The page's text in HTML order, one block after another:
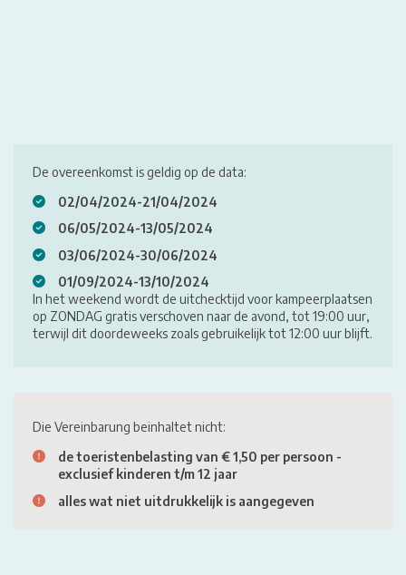
De overeenkomst is geldig op de data:
02/04/2024-21/04/2024
06/05/2024-13/05/2024
03/06/2024-30/06/2024
01/09/2024-13/10/2024
In het weekend wordt de uitchecktijd voor kampeerplaatsen
op ZONDAG gratis verschoven naar de avond, tot 19:00 uur,
terwijl dit doordeweeks zoals gebruikelijk tot 12:00 uur blijft.
Die Vereinbarung beinhaltet nicht:
de toeristenbelasting van € 1,50 per persoon -
exclusief kinderen t/m 12 jaar
alles wat niet uitdrukkelijk is aangegeven